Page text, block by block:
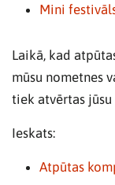
Mini
Laikā, kad
mūsu nometnes
tiek atvērtas jūsu
Ieskats:
Atpūtas